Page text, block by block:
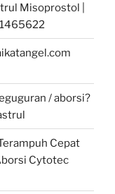
Misoprostol |
/ aborsi?
Cepat
Cytotec